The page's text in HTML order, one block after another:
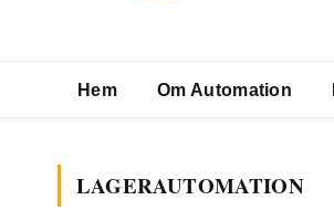
Hem Om Automation
LAGERAUTOMATION